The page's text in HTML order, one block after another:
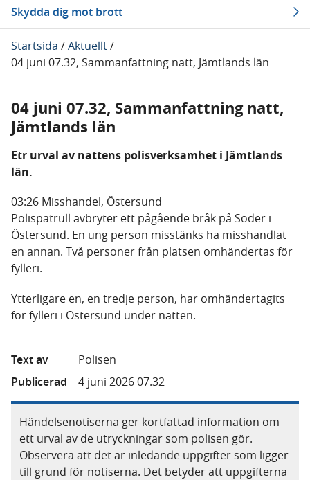
Skydda dig mot brott
Startsida /Aktuellt/
04 juni 07.32, Sammanfattning natt, Jämtlands län
04 juni 07.32, Sammanfattning natt,
Jämtlands län
Etr urval av nattens polisverksamhet i Jämtlands
län.
03:26 Misshandel, Östersund
Polispatrull avbryter ett pågående bråk på Söder i
Östersund. En ung person misstänks ha misshandlat
en annan. Två personer från platsen omhändertas för
fylleri.
Ytterligare en, en tredje person, har omhändertagits
för fylleri i Östersund under natten.
Text av
Polisen
Publicerad
4 juni 2026 07.32
Händelsenotiserna ger kortfattad information om
ett urval av de utryckningar som polisen gör.
Observera att det är inledande uppgifter som ligger
till grund för notiserna. Det betyder att uppgifterna